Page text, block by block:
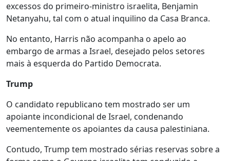
excessos do primeiro-ministro israelita, Benjamin
Netanyahu, tal com o atual inquilino da Casa Branca.
No entanto, Harris não acompanha o apelo ao
embargo de armas a Israel, desejado pelos setores
mais à esquerda do Partido Democrata.
Trump
O candidato republicano tem mostrado ser um
apoiante incondicional de Israel, condenando
veementemente os apoiantes da causa palestiniana.
Contudo, Trump tem mostrado sérias reservas sobre a